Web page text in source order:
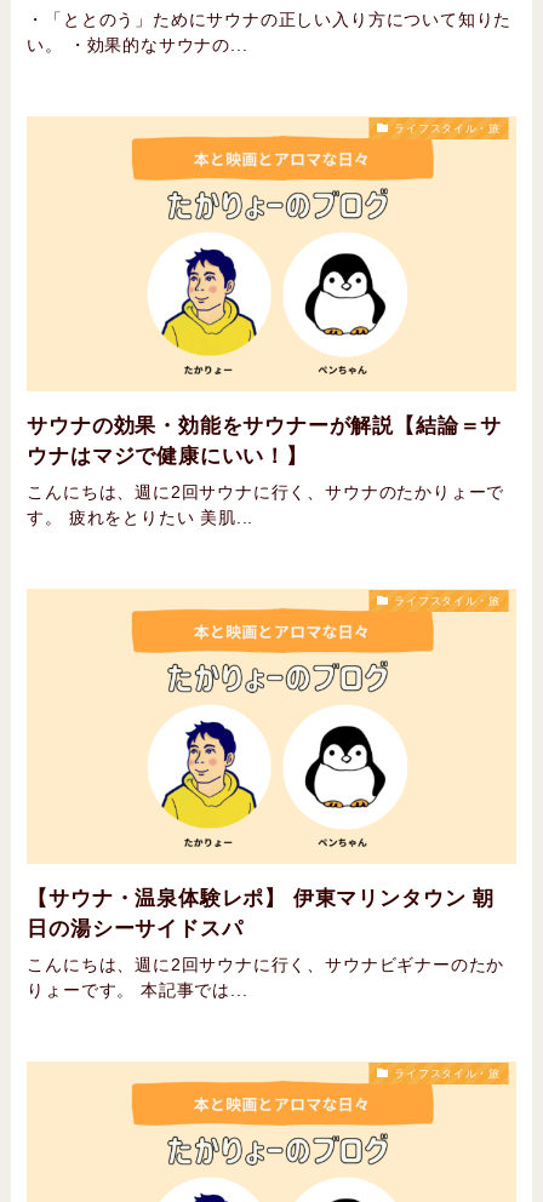
・「ととのう」ためにサウナの正しい入り方について知りた
い。 ・効果的なサウナの...
ライフスタイル・旅
サウナの効果・効能をサウナーが解説【結論＝サ
ウナはマジで健康にいい！】
こんにちは、週に2回サウナに行く、サウナのたかりょーで
す。 疲れをとりたい 美肌...
ライフスタイル・旅
【サウナ・温泉体験レポ】 伊東マリンタウン 朝
日の湯シーサイドスパ
こんにちは、週に2回サウナに行く、サウナビギナーのたか
りょーです。 本記事では...
ライフスタイル・旅